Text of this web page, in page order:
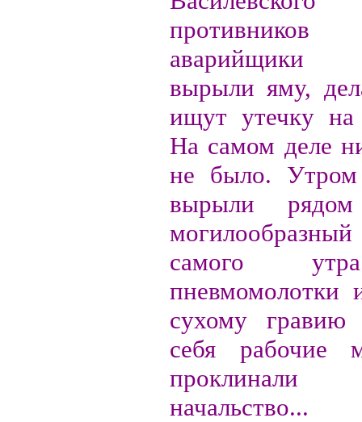
аварийщики
вырыли яму,
ищут утечку на
На самом деле
не было.
вырыли
самого
пневмомолотки
сухому
себя рабочие
начальство...